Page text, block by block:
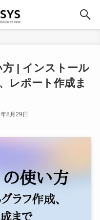
| インストール
レポート作成ま
8月29日